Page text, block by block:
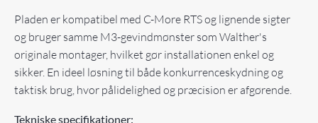
Pladen er kompatibel med C-More RTS og lignende sigter
og bruger samme M3-gevindmønster som Walther's
originale montager, hvilket gør installationen enkel og
sikker. En ideel løsning til både konkurrenceskydning og
taktisk brug, hvor pålidelighed og præcision er afgørende.
Tekniske specifikationer: